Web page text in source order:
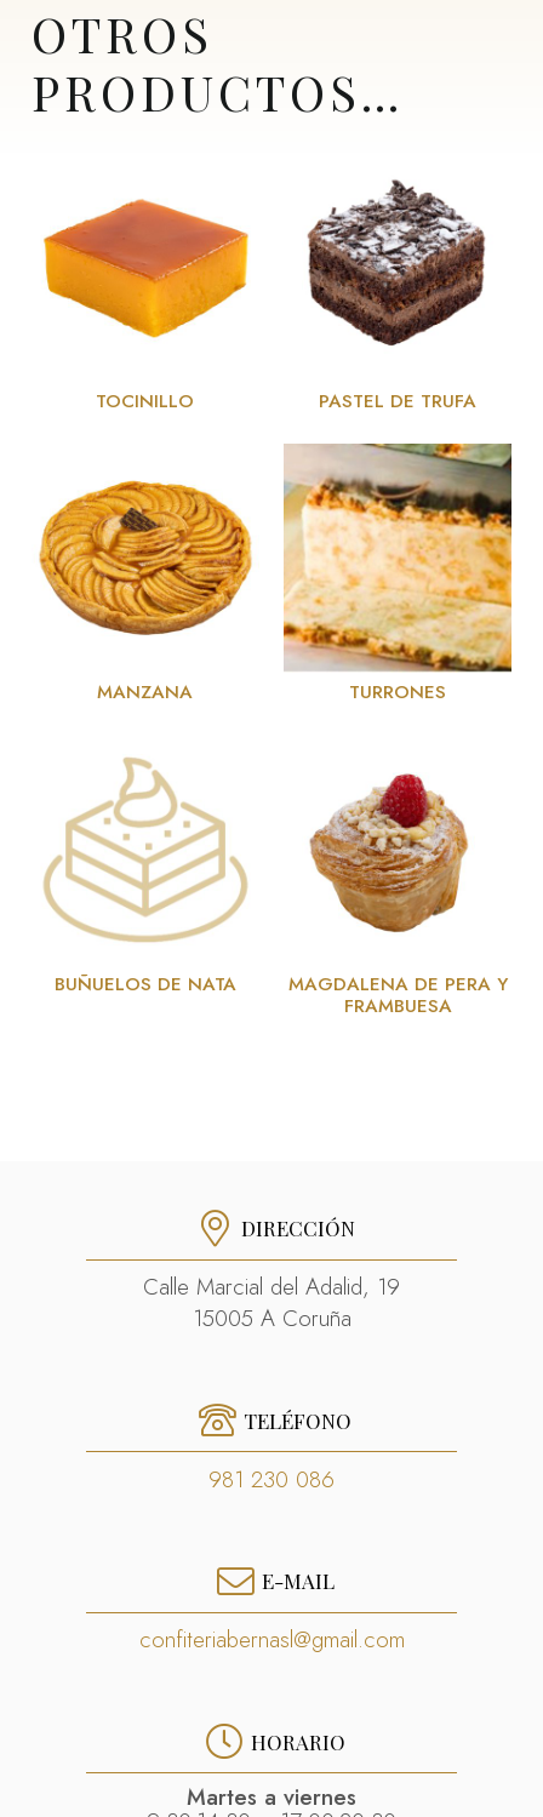
OTROS
PRODUCTOS…
TOCINILLO PASTEL DE TRUFA
MANZANA TURRONES
BUÑUELOS DE NATA
MAGDALENA DE PERA Y
FRAMBUESA
DIRECCIÓN
Calle Marcial del Adalid, 19
15005 A Coruña
TELÉFONO
981 230 086
E-MAIL
confiteriabernasl@gmail.com
HORARIO
Martes a viernes